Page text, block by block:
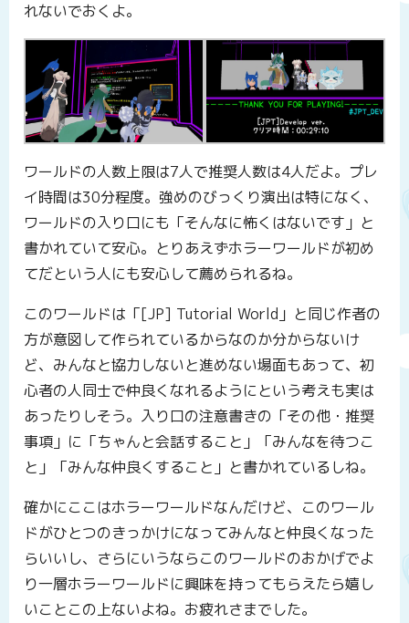
れないでおくよ。
ワールドの人数上限は7人で推奨人数は4人だよ。プレ
イ時間は30分程度。強めのびっくり演出は特になく、
ワールドの入り口にも「そんなに怖くはないです」と
書かれていて安心。とりあえずホラーワールドが初め
てだという人にも安心して薦められるね。
このワールドは「[JP] Tutorial World」と同じ作者の
方が意図して作られているからなのか分からないけ
ど、みんなと協力しないと進めない場面もあって、初
心者の人同士で仲良くなれるようにという考えも実は
あったりしそう。入り口の注意書きの「その他・推奨
事項」に「ちゃんと会話すること」「みんなを待つこ
と」「みんな仲良くすること」と書かれているしね。
確かにここはホラーワールドなんだけど、このワール
ドがひとつのきっかけになってみんなと仲良くなった
らいいし、さらにいうならこのワールドのおかげでよ
り一層ホラーワールドに興味を持ってもらえたら嬉し
いことこの上ないよね。お疲れさまでした。